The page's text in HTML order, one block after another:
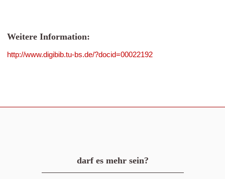
Weitere Information:
http://www.digibib.tu-bs.de/?docid=00022192
darf es mehr sein?